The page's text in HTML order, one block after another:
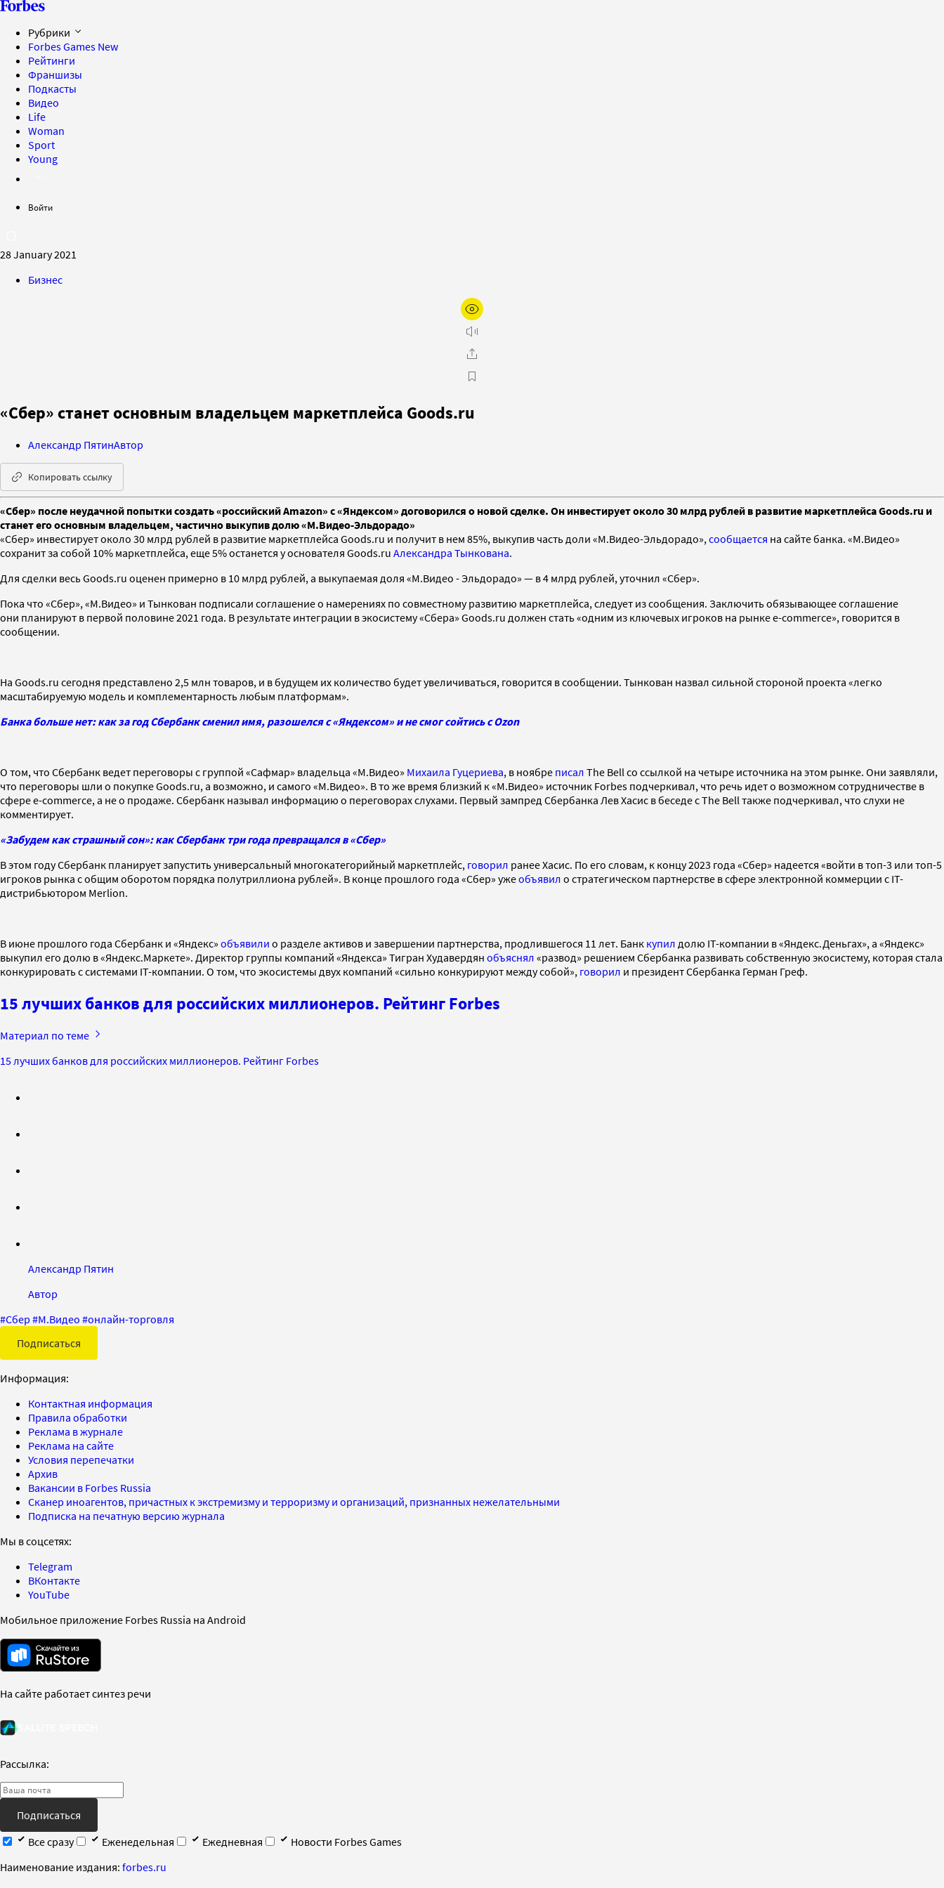
Рубрики
Forbes Games New
Рейтинги
Франшизы
Подкасты
Видео
Life
Woman
Sport
Young
Войти
28 January 2021
Бизнес
«Сбер» станет основным владельцем маркетплейса Goods.ru
Александр ПятинАвтор
Копировать ссылку
«Сбер» после неудачной попытки создать «российский Amazon» с «Яндексом» договорился о новой сделке. Он инвестирует около 30 млрд рублей в развитие маркетплейса Goods.ru и
станет его основным владельцем, частично выкупив долю «М.Видео-Эльдорадо»
«Сбер» инвестирует около 30 млрд рублей в развитие маркетплейса Goods.ru и получит в нем 85%, выкупив часть доли «М.Видео-Эльдорадо», сообщается на сайте банка. «М.Видео»
сохранит за собой 10% маркетплейса, еще 5% останется у основателя Goods.ru Александра Тынкована.
Для сделки весь Goods.ru оценен примерно в 10 млрд рублей, а выкупаемая доля «М.Видео - Эльдорадо» — в 4 млрд рублей, уточнил «Сбер».
Пока что «Сбер», «М.Видео» и Тынкован подписали соглашение о намерениях по совместному развитию маркетплейса, следует из сообщения. Заключить обязывающее соглашение
они планируют в первой половине 2021 года. В результате интеграции в экосистему «Сбера» Goods.ru должен стать «одним из ключевых игроков на рынке e-commerce», говорится в
сообщении.
На Goods.ru сегодня представлено 2,5 млн товаров, и в будущем их количество будет увеличиваться, говорится в сообщении. Тынкован назвал сильной стороной проекта «легко
масштабируемую модель и комплементарность любым платформам».
Банка больше нет: как за год Сбербанк сменил имя, разошелся с «Яндексом» и не смог сойтись с Ozon
О том, что Сбербанк ведет переговоры с группой «Сафмар» владельца «М.Видео» Михаила Гуцериева, в ноябре писал The Bell со ссылкой на четыре источника на этом рынке. Они заявляли,
что переговоры шли о покупке Goods.ru, а возможно, и самого «М.Видео». В то же время близкий к «М.Видео» источник Forbes подчеркивал, что речь идет о возможном сотрудничестве в
сфере e-commerce, а не о продаже. Сбербанк называл информацию о переговорах слухами. Первый зампред Сбербанка Лев Хасис в беседе с The Bell также подчеркивал, что слухи не
комментирует.
«Забудем как страшный сон»: как Сбербанк три года превращался в «Сбер»
В этом году Сбербанк планирует запустить универсальный многокатегорийный маркетплейс, говорил ранее Хасис. По его словам, к концу 2023 года «Сбер» надеется «войти в топ-3 или топ-5
игроков рынка с общим оборотом порядка полутриллиона рублей». В конце прошлого года «Сбер» ужеобъявил о стратегическом партнерстве в сфере электронной коммерции с IT-
дистрибьютором Merlion.
В июне прошлого года Сбербанк и «Яндекс» объявили о разделе активов и завершении партнерства, продлившегося 11 лет. Банк купил долю IT-компании в «Яндекс.Деньгах», а «Яндекс»
выкупил его долю в «Яндекс.Маркете». Директор группы компаний «Яндекса» Тигран Худавердян объяснял «развод» решением Сбербанка развивать собственную экосистему, которая стала
конкурировать с системами IT-компании. О том, что экосистемы двух компаний «сильно конкурируют между собой», говорил и президент Сбербанка Герман Греф.
15 лучших банков для российских миллионеров. Рейтинг Forbes
Материал по теме
15 лучших банков для российских миллионеров. Рейтинг Forbes
Александр Пятин
Автор
#Сбер #М.Видео #онлайн-торговля
Подписаться
Информация:
Контактная информация
Правила обработки
Реклама в журнале
Реклама на сайте
Условия перепечатки
Архив
Вакансии в Forbes Russia
Сканер иноагентов, причастных к экстремизму и терроризму и организаций, признанных нежелательными
Подписка на печатную версию журнала
Мы в соцсетях:
Telegram
ВКонтакте
YouTube
Мобильное приложение Forbes Russia на Android
На сайте работает синтез речи
Рассылка:
Подписаться
Все сразу
Еженедельная Ежедневная
Новости Forbes Games
Наименование издания: forbes.ru